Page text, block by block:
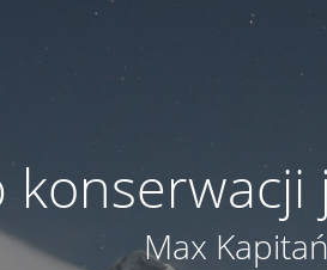
konserwacji
Max